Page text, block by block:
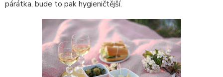
párátka, bude to pak hygieničtější.